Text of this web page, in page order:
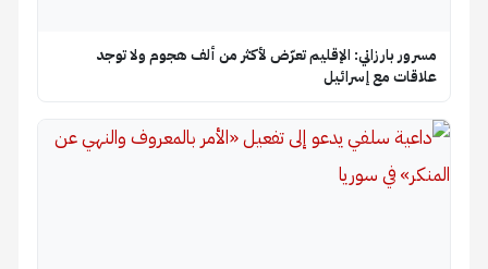
مسرور بارزاني: الإقليم تعرّض لأكثر من ألف هجوم ولا توجد
علاقات مع إسرائيل